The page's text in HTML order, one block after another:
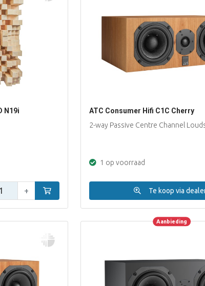
N19i
+ In winkelwagen
ATC Consumer Hifi C1C Cherry
2-way Passive Centre Channel
1 op voorraad
Te koop via
Aanbieding